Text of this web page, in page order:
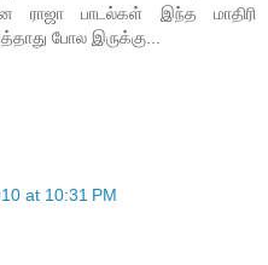
பாடல்கள் இந்த மாதிரி
போல இருக்கு...
at 10:31 PM